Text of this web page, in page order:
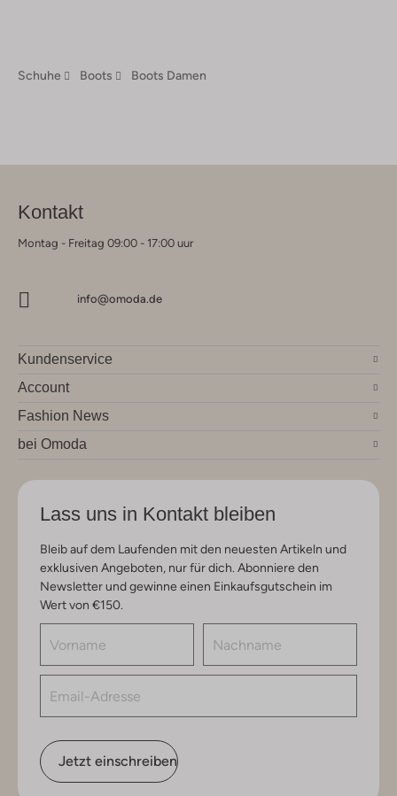
Schuhe Boots Boots Damen
Kontakt
Montag - Freitag 09:00 - 17:00 uur
info@omoda.de
Kundenservice
Account
Fashion News
bei Omoda
Lass uns in Kontakt bleiben
Bleib auf dem Laufenden mit den neuesten Artikeln und
exklusiven Angeboten, nur für dich. Abonniere den
Newsletter und gewinne einen Einkaufsgutschein im
Wert von €150.
Jetzt einschreiben